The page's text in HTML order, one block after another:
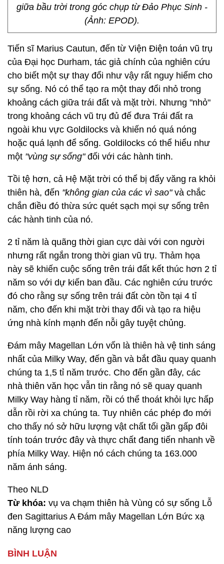
giữa bầu trời trong góc chụp từ Đảo Phục Sinh -
(Ảnh: EPOD).
Tiến sĩ Marius Cautun, đến từ Viện Điện toán vũ trụ
của Đại học Durham, tác giả chính của nghiên cứu
cho biết một sự thay đổi như vậy rất nguy hiểm cho
sự sống. Nó có thể tạo ra một thay đổi nhỏ trong
khoảng cách giữa trái đất và mặt trời. Nhưng "nhỏ"
trong khoảng cách vũ trụ đủ đế đưa Trái đất ra
ngoài khu vực Goldilocks và khiến nó quá nóng
hoặc quá lạnh để sống. Goldilocks có thể hiểu như
một "vùng sự sống"đối với các hành tinh.
Tồi tệ hơn, cả Hệ Mặt trời có thể bị đẩy văng ra khỏi
thiên hà, đến "không gian của các vì sao"và chắc
chắn điều đó thừa sức quét sạch mọi sự sống trên
các hành tinh của nó.
2 tỉ năm là quãng thời gian cực dài với con người
nhưng rất ngắn trong thời gian vũ trụ. Thảm họa
này sẽ khiến cuộc sống trên trái đất kết thúc hơn 2 tỉ
năm so với dự kiến ban đầu. Các nghiên cứu trước
đó cho rằng sự sống trên trái đất còn tồn tại 4 tỉ
năm, cho đến khi mặt trời thay đổi và tạo ra hiệu
ứng nhà kính mạnh đến nỗi gây tuyệt chủng.
Đám mây Magellan Lớn vốn là thiên hà vệ tinh sáng
nhất của Milky Way, đến gần và bắt đầu quay quanh
chúng ta 1,5 tỉ năm trước. Cho đến gần đây, các
nhà thiên văn học vẫn tin rằng nó sẽ quay quanh
Milky Way hàng tỉ năm, rồi có thể thoát khỏi lực hấp
dẫn rồi rời xa chúng ta. Tuy nhiên các phép đo mới
cho thấy nó sở hữu lượng vật chất tối gần gấp đôi
tính toán trước đây và thực chất đang tiến nhanh về
phía Milky Way. Hiện nó cách chúng ta 163.000
năm ánh sáng.
Theo NLD
Từ khóa: vụ va chạm thiên hà Vùng có sự sống Lỗ
đen Sagittarius A Đám mây Magellan Lớn Bức xạ
năng lượng cao